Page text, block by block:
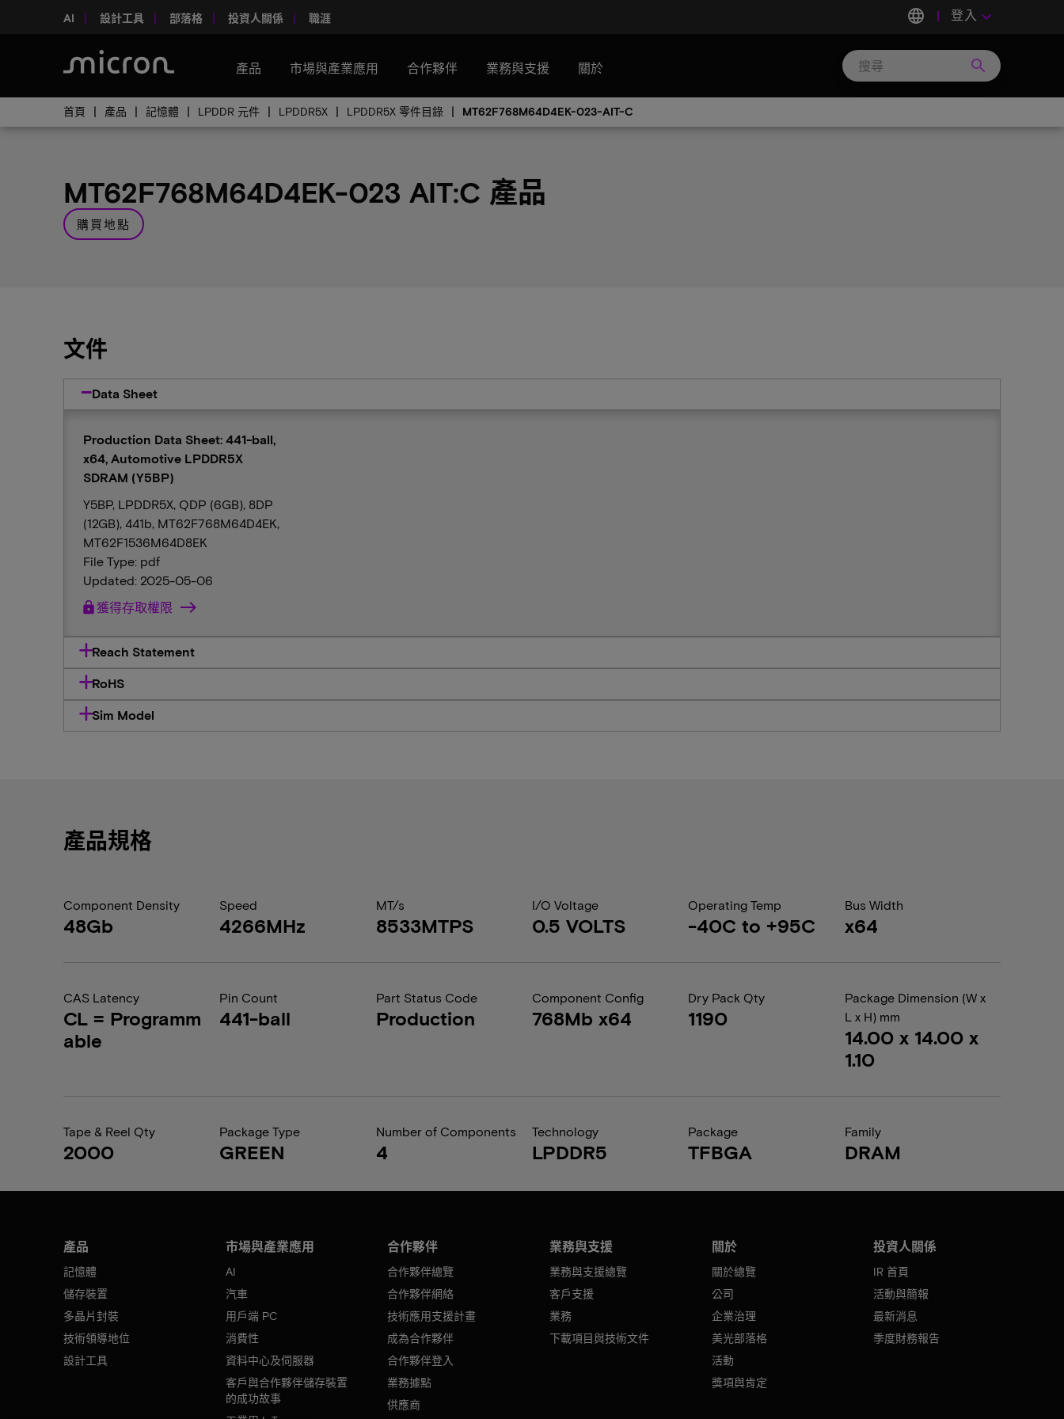
AI 設計工具 部落格 投資人關係 職涯 language 登入 keyboard_arrow_down
產品 市場與產業應用 合作夥伴 業務與支援 關於 search
首頁 產品 記憶體 LPDDR 元件 LPDDR5X LPDDR5X 零件目錄 MT62F768M64D4EK-023-AIT-C
MT62F768M64D4EK-023 AIT:C 產品
購買地點
文件
Data Sheet
Production Data Sheet: 441-ball,
x64, Automotive LPDDR5X
SDRAM (Y5BP)
Y5BP, LPDDR5X, QDP (6GB), 8DP
(12GB), 441b, MT62F768M64D4EK,
MT62F1536M64D8EK
File Type: pdf
Updated: 2025-05-06
lock 獲得存取權限
Reach Statement
RoHS
Sim Model
產品規格
Component Density
48Gb
Speed
4266MHz
MT/s
8533MTPS
I/O Voltage
0.5 VOLTS
Operating Temp
-40C to +95C
Bus Width
x64
CAS Latency
CL = Programm
able
Pin Count
441-ball
Part Status Code
Production
Component Config
768Mb x64
Dry Pack Qty
1190
Package Dimension (W x
L x H) mm
14.00 x 14.00 x
1.10
Tape & Reel Qty
2000
Package Type
GREEN
Number of Components
4
Technology
LPDDR5
Package
TFBGA
Family
DRAM
產品
記憶體
儲存裝置
多晶片封裝
技術領導地位
設計工具
市場與產業應用
AI
汽車
用戶端 PC
消費性
資料中心及伺服器
客戶與合作夥伴儲存裝置
的成功故事
合作夥伴
合作夥伴總覽
合作夥伴網絡
技術應用支援計畫
成為合作夥伴
合作夥伴登入
業務據點
供應商
業務與支援
業務與支援總覽
客戶支援
業務
下載項目與技術文件
關於
關於總覽
公司
企業治理
美光部落格
活動
獎項與肯定
投資人關係
IR 首頁
活動與簡報
最新消息
季度財務報告